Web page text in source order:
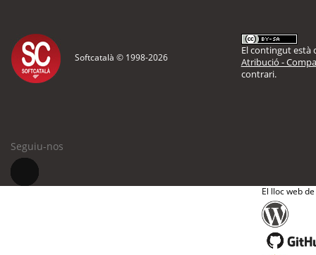
Softcatalà © 1998-2026
El contingut està
Atribució -
contrari.
Seguiu-nos
El lloc web